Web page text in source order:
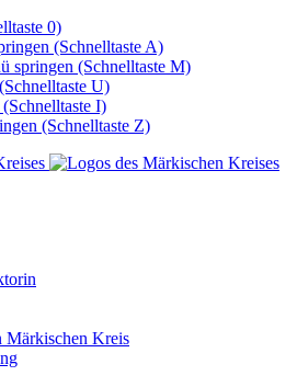
0)
(Schnelltaste A)
springen (Schnelltaste M)
U)
I)
(Schnelltaste Z)
Märkischen Kreis